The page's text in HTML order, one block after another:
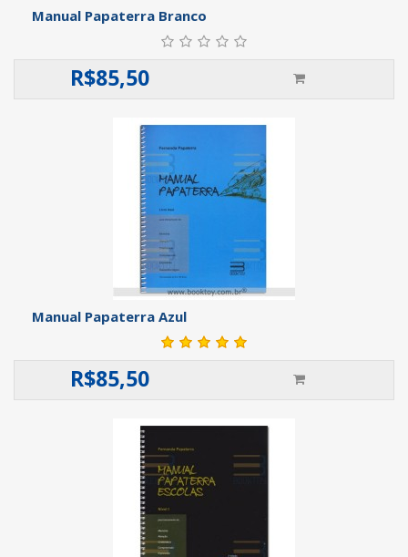
Manual Papaterra Branco
R$85,50
Manual Papaterra Azul
R$85,50